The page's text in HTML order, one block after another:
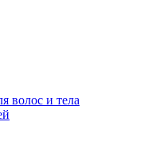
волос и тела